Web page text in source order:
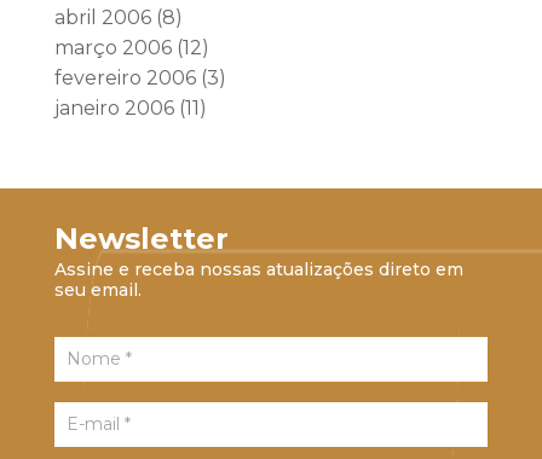
abril 2006(8)
março 2006(12)
fevereiro 2006(3)
janeiro 2006(11)
Newsletter
Assine e receba nossas atualizações direto em
seu email.